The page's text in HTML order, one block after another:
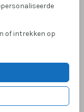
of intrekken op